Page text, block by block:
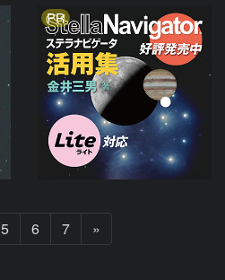
PR
5 6 7 »
へ